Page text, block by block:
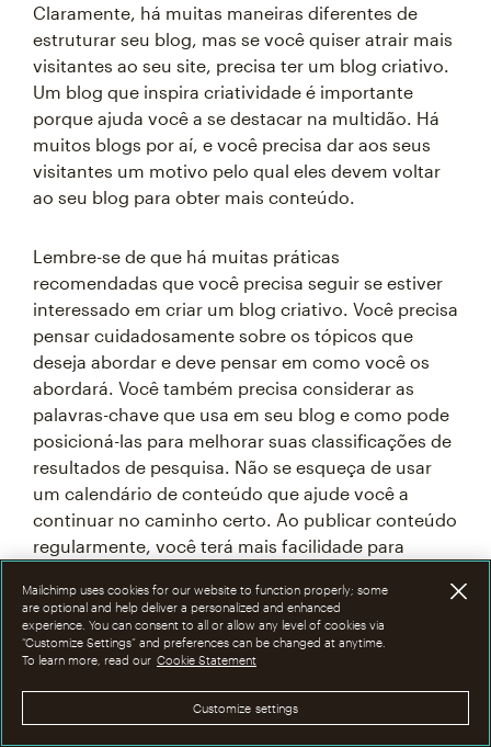
Claramente, há muitas maneiras diferentes de
estruturar seu blog, mas se você quiser atrair mais
visitantes ao seu site, precisa ter um blog criativo.
Um blog que inspira criatividade é importante
porque ajuda você a se destacar na multidão. Há
muitos blogs por aí, e você precisa dar aos seus
visitantes um motivo pelo qual eles devem voltar
ao seu blog para obter mais conteúdo.
Lembre-se de que há muitas práticas
recomendadas que você precisa seguir se estiver
interessado em criar um blog criativo. Você precisa
pensar cuidadosamente sobre os tópicos que
deseja abordar e deve pensar em como você os
abordará. Você também precisa considerar as
palavras-chave que usa em seu blog e como pode
posicioná-las para melhorar suas classificações de
resultados de pesquisa. Não se esqueça de usar
um calendário de conteúdo que ajude você a
continuar no caminho certo. Ao publicar conteúdo
regularmente, você terá mais facilidade para
Como há tantas coisas nas quais você precisa
pensar, você deve confiar em uma ferramenta
atualizado sobre tudo o que precisa fazer. Por
Mailchimp uses cookies for our website to function properly; some
are optional and help deliver a personalized and enhanced
experience. You can consent to all or allow any level of cookies via
“Customize Settings” and preferences can be changed at anytime.
To learn more, read our Cookie Statement
Customize settings